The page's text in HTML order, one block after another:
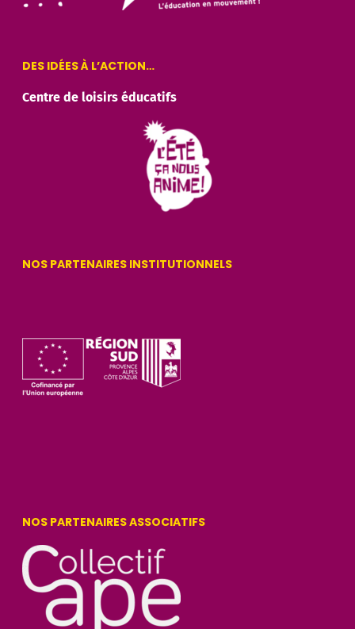
DES IDÉES À L’ACTION…
Centre de loisirs éducatifs
NOS PARTENAIRES INSTITUTIONNELS
NOS PARTENAIRES ASSOCIATIFS